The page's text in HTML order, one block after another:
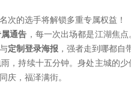
次的选手将解锁多重专属权益！
通告 ，每一次出场都是江湖焦
与定制登录海报 ，强者走到哪都自
，持续十五分钟。身处主城的
，福泽满街。